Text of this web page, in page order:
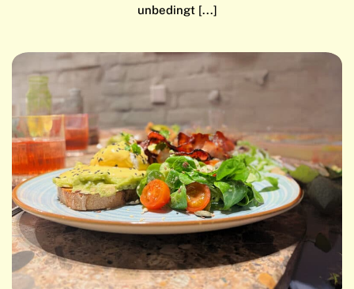
unbedingt [...]